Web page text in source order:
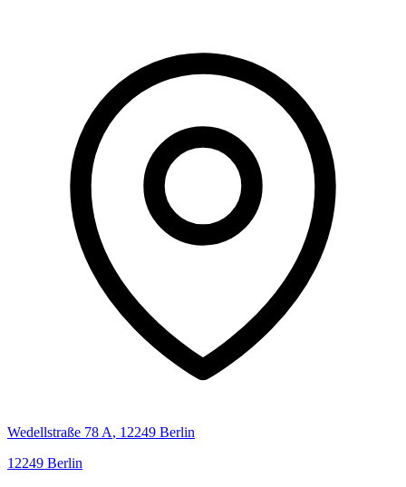
Wedellstraße 78 A, 12249 Berlin
12249 Berlin